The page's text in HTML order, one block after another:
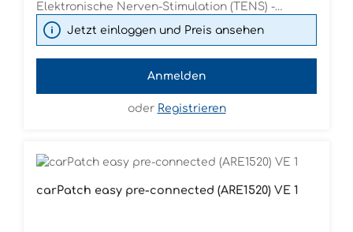
Elektronische Nerven-Stimulation (TENS) -
mittelfrequente Reizstromgeräte - für Pigtail-
Steckverbinder 2 mm Ø - Impedanz 15 Ohm
Jetzt einloggen und Preis ansehen
Anmelden
oder Registrieren
carPatch easy pre-connected (ARE1520) VE 1